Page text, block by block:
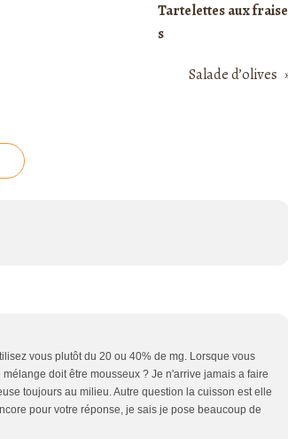
Tartelettes aux fraise
s
Salade d’olives
vous plutôt du 20 ou 40% de mg. Lorsque vous
doit être mousseux ? Je n'arrive jamais a faire
toujours au milieu. Autre question la cuisson est elle
pour votre réponse, je sais je pose beaucoup de